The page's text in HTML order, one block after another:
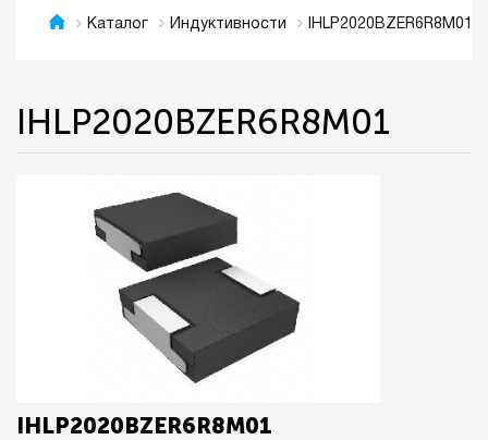
Каталог Индуктивности IHLP2020BZER6R8M01
IHLP2020BZER6R8M01
IHLP2020BZER6R8M01